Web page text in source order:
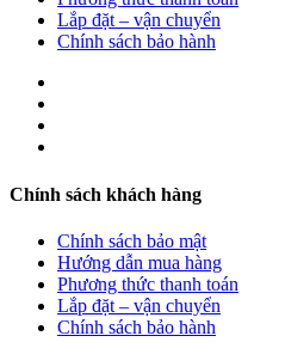
Lắp đặt – vận chuyển
Chính sách bảo hành
Chính sách khách hàng
Chính sách bảo mật
Hướng dẫn mua hàng
Phương thức thanh toán
Lắp đặt – vận chuyển
Chính sách bảo hành